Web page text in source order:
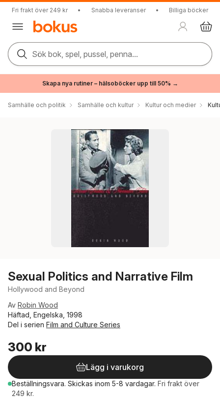
Fri frakt över 249 kr • Snabba leveranser • Billiga böcker
Sök bok, spel, pussel, penna...
Skapa nya rutiner – hälsoböcker upp till 50% →
Samhälle och politik Samhälle och kultur Kultur och medier
Sexual Politics and Narrative Film
Hollywood and Beyond
Av Robin Wood
Häftad, Engelska, 1998
Del i serien Film and Culture Series
300 kr
Lägg i varukorg
Beställningsvara. Skickas inom 5-8 vardagar. Fri frakt över
249 kr.